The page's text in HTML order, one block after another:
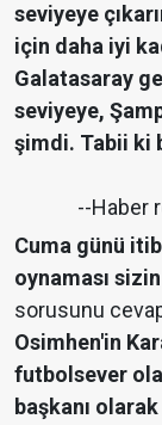
seviyeye
için daha iyi
Galatasaray
seviyeye,
şimdi. Tabii ki
--Haber
Cuma günü
oynaması
sorusunu
Osimhen'in
futbolsever
başkanı